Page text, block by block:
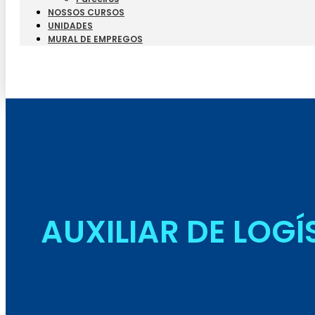
NOSSOS CURSOS
UNIDADES
MURAL DE EMPREGOS
AUXILIAR DE